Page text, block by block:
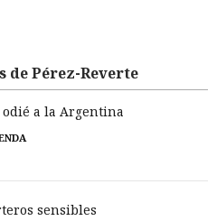
de Pérez-Reverte
a la Argentina
sensibles